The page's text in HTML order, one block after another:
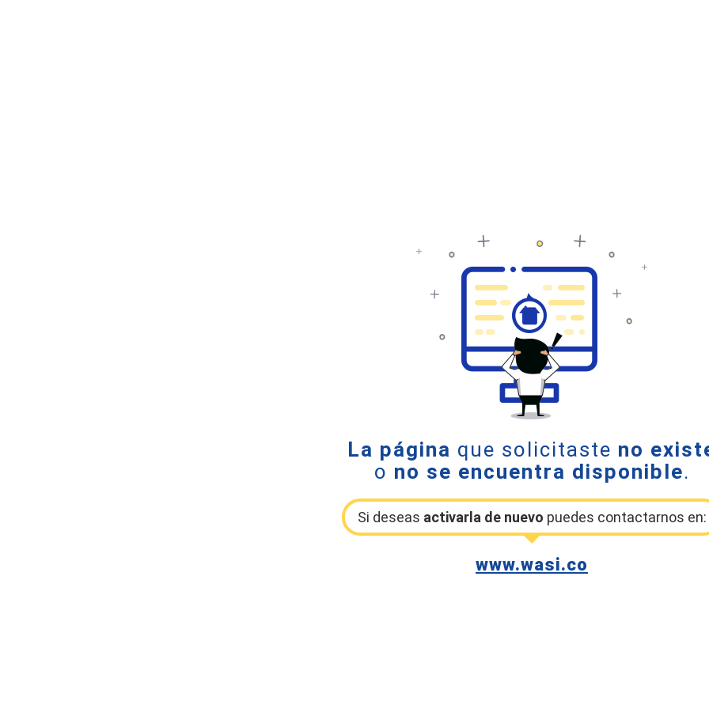
La página que solicitaste no
o no se encuentra disponible.
Si deseas activarla de nuevo puedes contactarnos en:
www.wasi.co